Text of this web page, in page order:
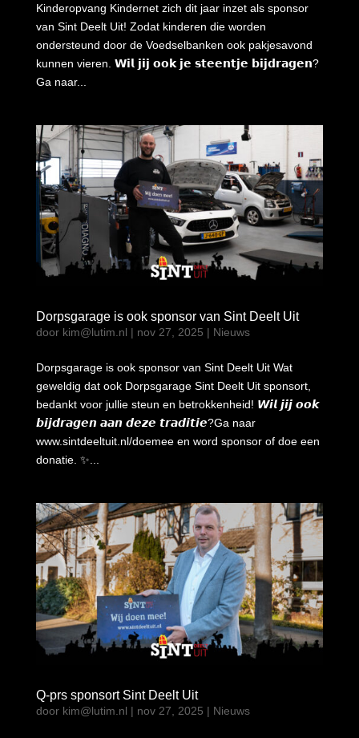
Kinderopvang Kindernet zich dit jaar inzet als sponsor
van Sint Deelt Uit! Zodat kinderen die worden
ondersteund door de Voedselbanken ook pakjesavond
kunnen vieren. 𝗪𝗶𝗹 𝗷𝗶𝗷 𝗼𝗼𝗸 𝗷𝗲 𝘀𝘁𝗲𝗲𝗻𝘁𝗷𝗲 𝗯𝗶𝗷𝗱𝗿𝗮𝗴𝗲𝗻?
Ga naar...
Dorpsgarage is ook sponsor van Sint Deelt Uit
door kim@lutim.nl | nov 27, 2025 | Nieuws
Dorpsgarage is ook sponsor van Sint Deelt Uit Wat
geweldig dat ook Dorpsgarage Sint Deelt Uit sponsort,
bedankt voor jullie steun en betrokkenheid! 𝙒𝙞𝙡 𝙟𝙞𝙟 𝙤𝙤𝙠
𝙗𝙞𝙟𝙙𝙧𝙖𝙜𝙚𝙣 𝙖𝙖𝙣 𝙙𝙚𝙯𝙚 𝙩𝙧𝙖𝙙𝙞𝙩𝙞𝙚?Ga naar
www.sintdeeltuit.nl/doemee en word sponsor of doe een
donatie. ✨...
Q-prs sponsort Sint Deelt Uit
door kim@lutim.nl | nov 27, 2025 | Nieuws